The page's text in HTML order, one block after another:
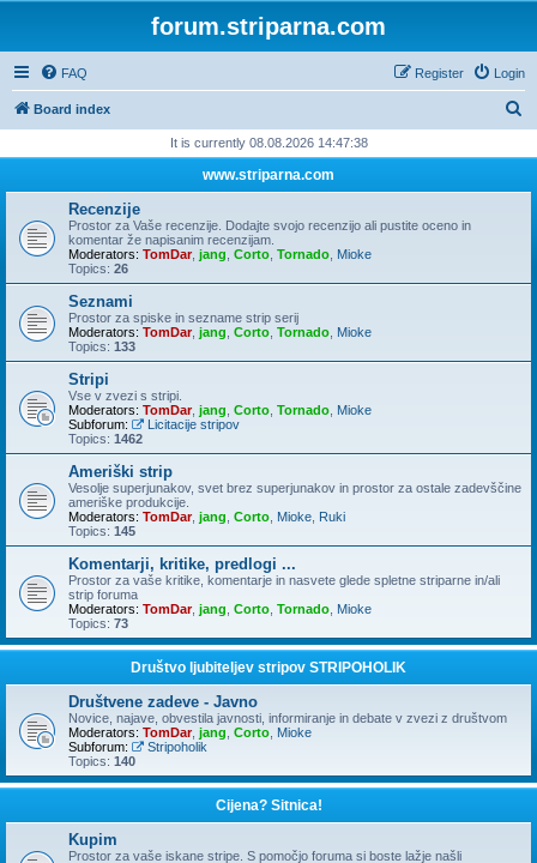
forum.striparna.com
FAQ Login
Register
Board index
r
It is currently 08.08.2026 14:47:38
www.striparna.com
Recenzije
Prostor za Vaše recenzije. Dodajte svojo recenzijo ali pustite oceno in
komentar že napisanim recenzijam.
Moderators: TomDar, jang Corto Tornado Mioke
Topics: 26
Seznami
Prostor za spiske in sezname strip serij
Moderators: TomDar, jang Corto Tornado Mioke
Topics: 133
Stripi
Vse v zvezi s stripi.
Moderators: TomDar, jang Corto Tornado Mioke
Subforum:
Licitacije stripov
Topics: 1462
Ameriški strip
Vesolje superjunakov, svet brez superjunakov in prostor za ostale zadevščine
ameriške produkcije.
Moderators: TomDar, jang Corto Mioke Ruki
Topics: 145
Komentarji, kritike, predlogi ...
Prostor za vaše kritike, komentarje in nasvete glede spletne striparne in/ali
strip foruma
Moderators: TomDar, jang Corto Tornado Mioke
Topics: 73
Društvo ljubiteljev stripov STRIPOHOLIK
Društvene zadeve - Javno
Novice, najave, obvestila javnosti, informiranje in debate v zvezi z društvom
Moderators: TomDar, jang Corto Mioke
Subforum:
Stripoholik
Topics: 140
Cijena? Sitnica!
Kupim
Prostor za vaše iskane stripe. S pomočjo foruma si boste lažje našli